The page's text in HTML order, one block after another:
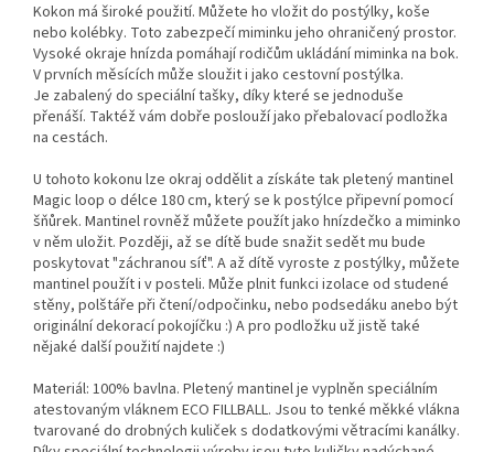
Kokon má široké použití. Můžete ho vložit do postýlky, koše
nebo kolébky. Toto zabezpečí miminku jeho ohraničený prostor.
Vysoké okraje hnízda pomáhají rodičům ukládání miminka na bok.
V prvních měsících může sloužit i jako cestovní postýlka.
Je zabalený do speciální tašky, díky které se jednoduše
přenáší. Taktéž vám dobře poslouží jako přebalovací podložka
na cestách.
U tohoto kokonu lze okraj oddělit a získáte tak pletený mantinel
Magic loop o délce 180 cm, který se k postýlce připevní pomocí
šňůrek. Mantinel rovněž můžete použít jako hnízdečko a miminko
v něm uložit. Později, až se dítě bude snažit sedět mu bude
poskytovat "záchranou síť". A až dítě vyroste z postýlky, můžete
mantinel použít i v posteli. Může plnit funkci izolace od studené
stěny, polštáře při čtení/odpočinku, nebo podsedáku anebo být
originální dekorací pokojíčku :) A pro podložku už jistě také
nějaké další použití najdete :)
Materiál: 100% bavlna. Pletený mantinel je vyplněn speciálním
atestovaným vláknem ECO FILLBALL. Jsou to tenké měkké vlákna
tvarované do drobných kuliček s dodatkovými větracími kanálky.